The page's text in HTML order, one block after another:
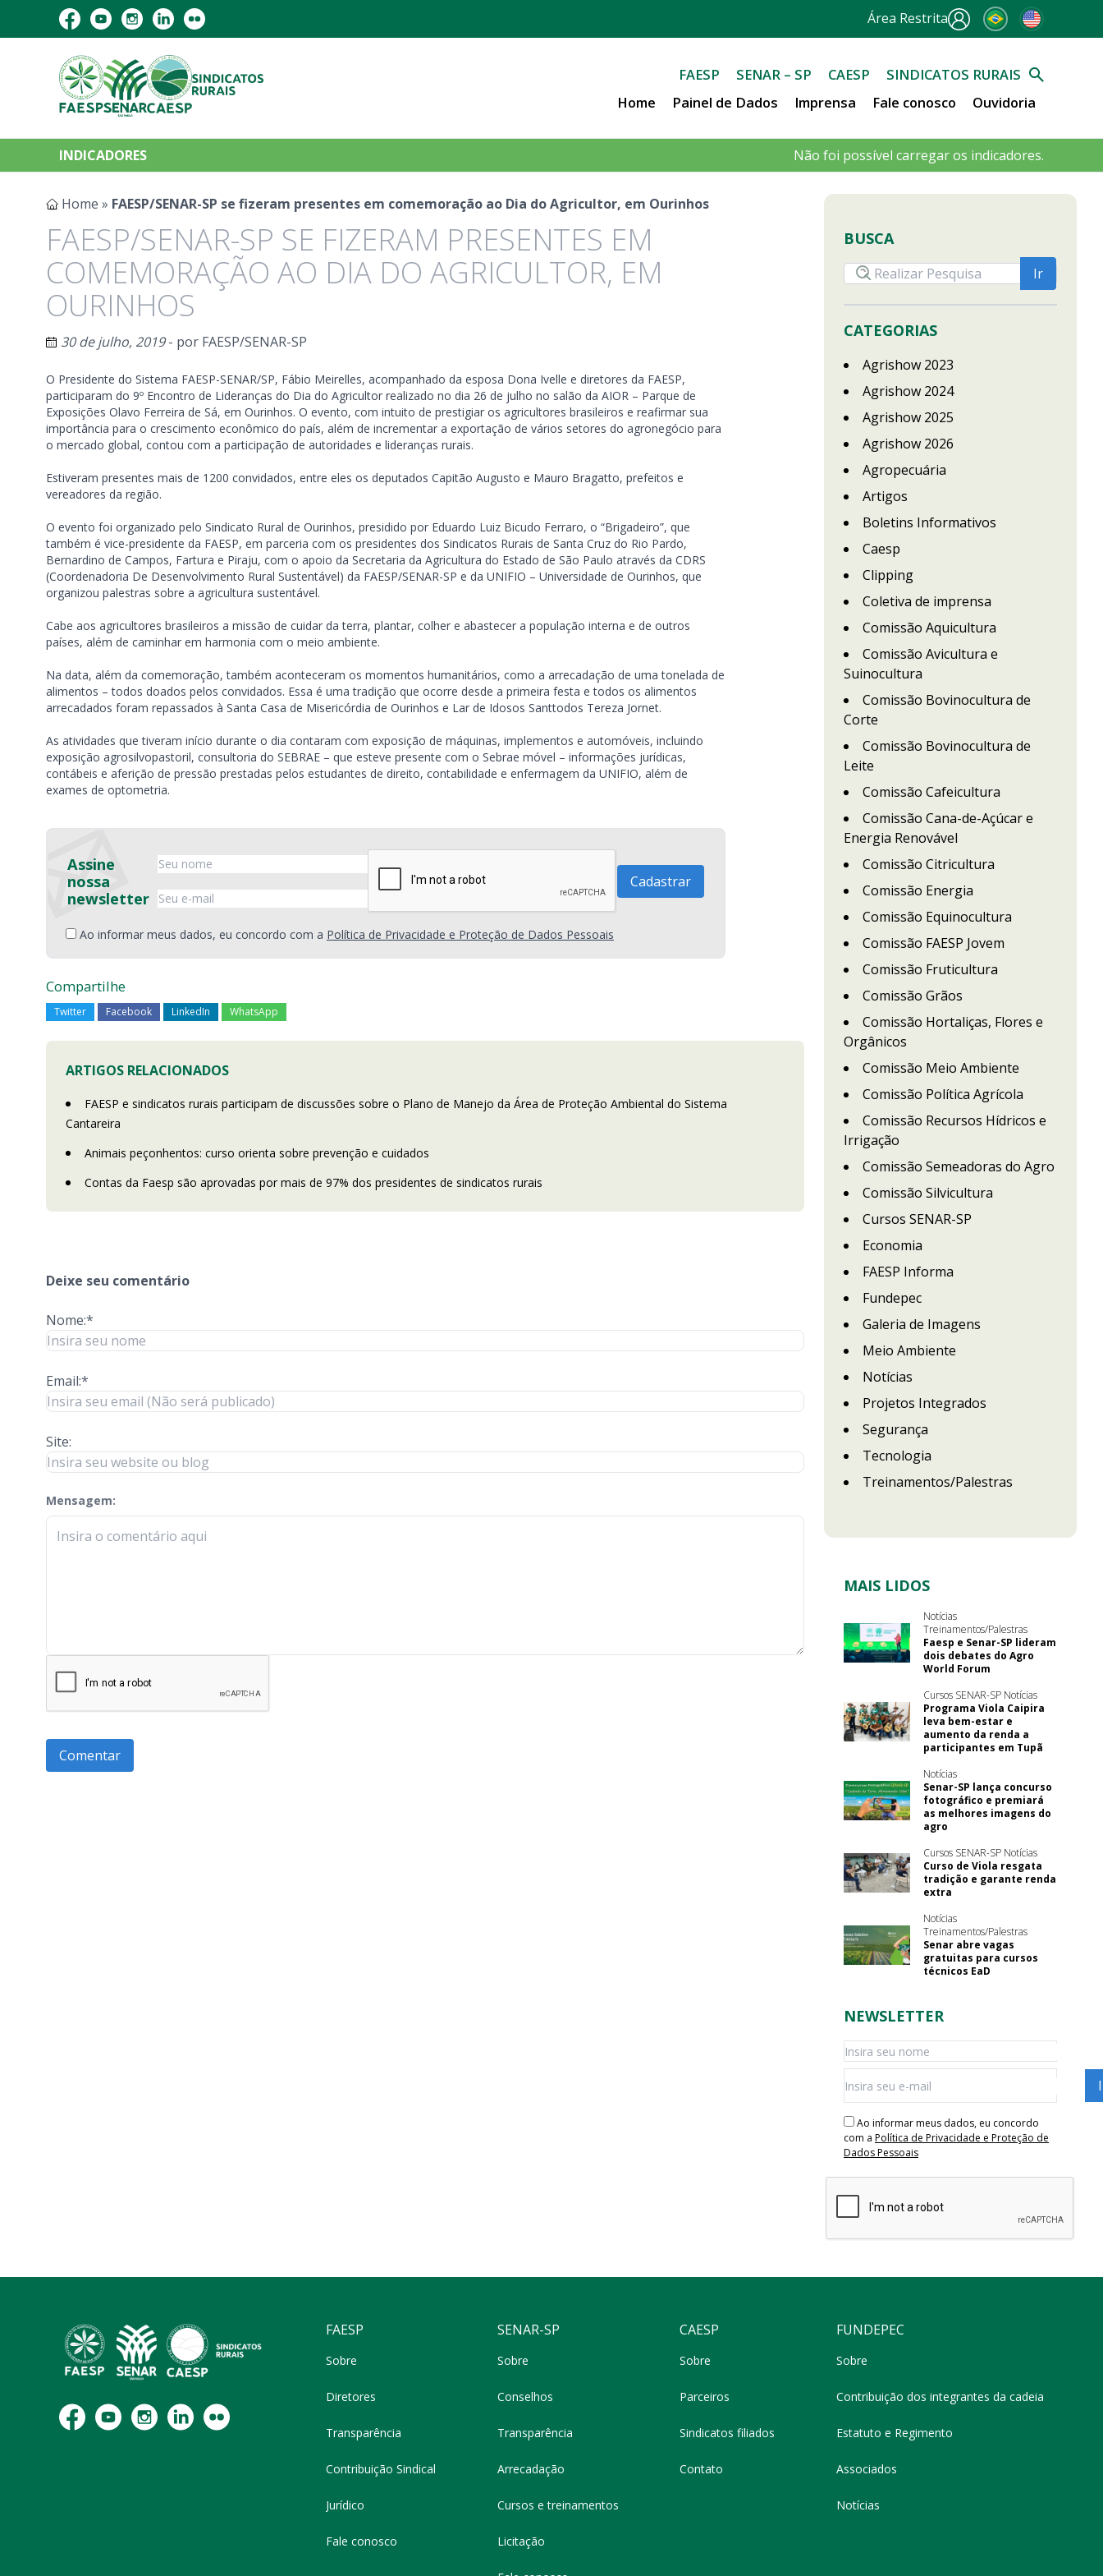
Área Restrita
FAESP SENAR – SP CAESP
SINDICATOS RURAIS
Home
Painel de Dados Imprensa Fale conosco Ouvidoria
INDICADORES Não foi possível carregar os indicadores.
Home » FAESP/SENAR-SP se fizeram presentes em comemoração ao Dia do Agricultor, em Ourinhos
FAESP/SENAR-SP SE FIZERAM PRESENTES EM
COMEMORAÇÃO AO DIA DO AGRICULTOR, EM
OURINHOS
30 de julho, 2019- por FAESP/SENAR-SP
O Presidente do Sistema FAESP-SENAR/SP, Fábio Meirelles, acompanhado da esposa Dona Ivelle e diretores da FAESP,
participaram do 9º Encontro de Lideranças do Dia do Agricultor realizado no dia 26 de julho no salão da AIOR – Parque de
Exposições Olavo Ferreira de Sá, em Ourinhos. O evento, com intuito de prestigiar os agricultores brasileiros e reafirmar sua
importância para o crescimento econômico do país, além de incrementar a exportação de vários setores do agronegócio para
o mercado global, contou com a participação de autoridades e lideranças rurais.
Estiveram presentes mais de 1200 convidados, entre eles os deputados Capitão Augusto e Mauro Bragatto, prefeitos e
vereadores da região.
O evento foi organizado pelo Sindicato Rural de Ourinhos, presidido por Eduardo Luiz Bicudo Ferraro, o “Brigadeiro”, que
também é vice-presidente da FAESP, em parceria com os presidentes dos Sindicatos Rurais de Santa Cruz do Rio Pardo,
Bernardino de Campos, Fartura e Piraju, com o apoio da Secretaria da Agricultura do Estado de São Paulo através da CDRS
(Coordenadoria De Desenvolvimento Rural Sustentável) da FAESP/SENAR-SP e da UNIFIO – Universidade de Ourinhos, que
organizou palestras sobre a agricultura sustentável.
Cabe aos agricultores brasileiros a missão de cuidar da terra, plantar, colher e abastecer a população interna e de outros
países, além de caminhar em harmonia com o meio ambiente.
Na data, além da comemoração, também aconteceram os momentos humanitários, como a arrecadação de uma tonelada de
alimentos – todos doados pelos convidados. Essa é uma tradição que ocorre desde a primeira festa e todos os alimentos
arrecadados foram repassados à Santa Casa de Misericórdia de Ourinhos e Lar de Idosos Santtodos Tereza Jornet.
As atividades que tiveram início durante o dia contaram com exposição de máquinas, implementos e automóveis, incluindo
exposição agrosilvopastoril, consultoria do SEBRAE – que esteve presente com o Sebrae móvel – informações jurídicas,
contábeis e aferição de pressão prestadas pelos estudantes de direito, contabilidade e enfermagem da UNIFIO, além de
exames de optometria.
Assine
nossa
newsletter
Ao informar meus dados, eu concordo com a Política de Privacidade e Proteção de Dados Pessoais
Compartilhe
Twitter Facebook LinkedIn WhatsApp
ARTIGOS RELACIONADOS
FAESP e sindicatos rurais participam de discussões sobre o Plano de Manejo da Área de Proteção Ambiental do Sistema
Cantareira
Animais peçonhentos: curso orienta sobre prevenção e cuidados
Contas da Faesp são aprovadas por mais de 97% dos presidentes de sindicatos rurais
Deixe seu comentário
Nome:*
Email:*
Site:
Mensagem:
check-terms
BUSCA
CATEGORIAS
Agrishow 2023
Agrishow 2024
Agrishow 2025
Agrishow 2026
Agropecuária
Artigos
Boletins Informativos
Caesp
Clipping
Coletiva de imprensa
Comissão Aquicultura
Comissão Avicultura e
Suinocultura
Comissão Bovinocultura de
Corte
Comissão Bovinocultura de
Leite
Comissão Cafeicultura
Comissão Cana-de-Açúcar e
Energia Renovável
Comissão Citricultura
Comissão Energia
Comissão Equinocultura
Comissão FAESP Jovem
Comissão Fruticultura
Comissão Grãos
Comissão Hortaliças, Flores e
Orgânicos
Comissão Meio Ambiente
Comissão Política Agrícola
Comissão Recursos Hídricos e
Irrigação
Comissão Semeadoras do Agro
Comissão Silvicultura
Cursos SENAR-SP
Economia
FAESP Informa
Fundepec
Galeria de Imagens
Meio Ambiente
Notícias
Projetos Integrados
Segurança
Tecnologia
Treinamentos/Palestras
MAIS LIDOS
Notícias
Treinamentos/Palestras
Faesp e Senar-SP lideram
dois debates do Agro
World Forum
Cursos SENAR-SP Notícias
Programa Viola Caipira
leva bem-estar e
aumento da renda a
participantes em Tupã
Notícias
Senar-SP lança concurso
fotográfico e premiará
as melhores imagens do
agro
Cursos SENAR-SP Notícias
Curso de Viola resgata
tradição e garante renda
extra
Notícias
Treinamentos/Palestras
Senar abre vagas
gratuitas para cursos
técnicos EaD
NEWSLETTER
Ao informar meus dados, eu concordo
com a Política de Privacidade e Proteção de
Dados Pessoais
FAESP
Sobre
Diretores
Transparência
Contribuição Sindical
Jurídico
Fale conosco
SENAR-SP
Sobre
Conselhos
Transparência
Arrecadação
Cursos e treinamentos
Licitação
CAESP
Sobre
Parceiros
Sindicatos filiados
Contato
FUNDEPEC
Sobre
Contribuição dos integrantes da cadeia
Estatuto e Regimento
Associados
Notícias